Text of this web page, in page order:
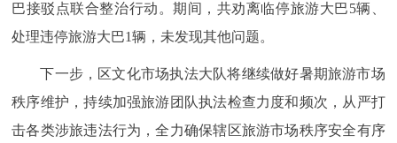
巴接驳点联合整治行动。期间，共劝离临停旅游大巴5辆、
处理违停旅游大巴1辆，未发现其他问题。
下一步，区文化市场执法大队将继续做好暑期旅游市场
秩序维护，持续加强旅游团队执法检查力度和频次，从严打
击各类涉旅违法行为，全力确保辖区旅游市场秩序安全有序